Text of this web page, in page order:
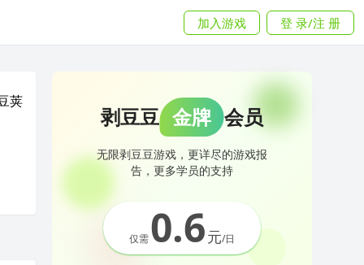
加入游戏 登 录/注 册
荚
剥豆豆 金牌 会员
无限剥豆豆游戏，更详尽的游戏报
告，更多学员的支持
仅需0.6元/日